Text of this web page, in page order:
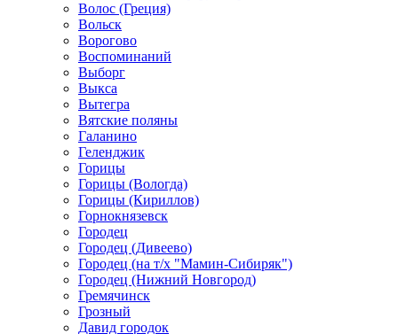
Волос (Греция)
Вольск
Ворогово
Воспоминаний
Выборг
Выкса
Вытегра
Вятские поляны
Галанино
Геленджик
Горицы
Горицы (Вологда)
Горицы (Кириллов)
Горнокнязевск
Городец
Городец (Дивеево)
Городец (на т/х "Мамин-Сибиряк")
Городец (Нижний Новгород)
Гремячинск
Грозный
Давид городок